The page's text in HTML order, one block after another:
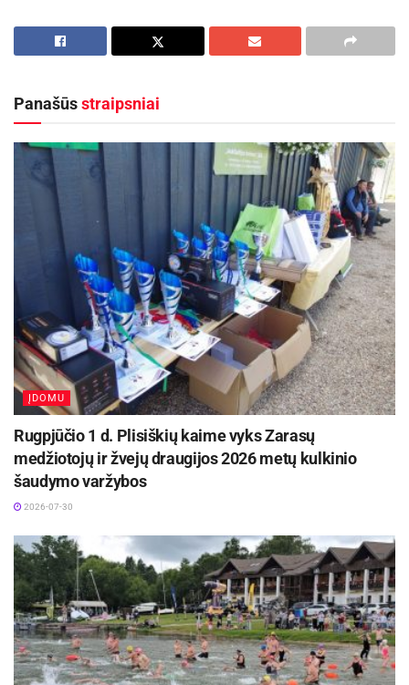
LFF taurės finalas Panevėžyje planuojamas 2017
m. rugpjūčio-rugsėjo mėnesiais.
Panevėžio miesto savivaldybės inf.
Ukmergėje – įtemptos 3×3 krepšinio kovos dėl
mero taurės „JUSEMA 2026“
Ignalinoje startuos MTB dviračių maratono II
etapas
2026-07-31
Panašūsstraipsniai
ĮDOMU
Rugpjūčio 1 d. Plisiškių kaime vyks Zarasų
medžiotojų ir žvejų draugijos 2026 metų kulkinio
šaudymo varžybos
2026-07-30